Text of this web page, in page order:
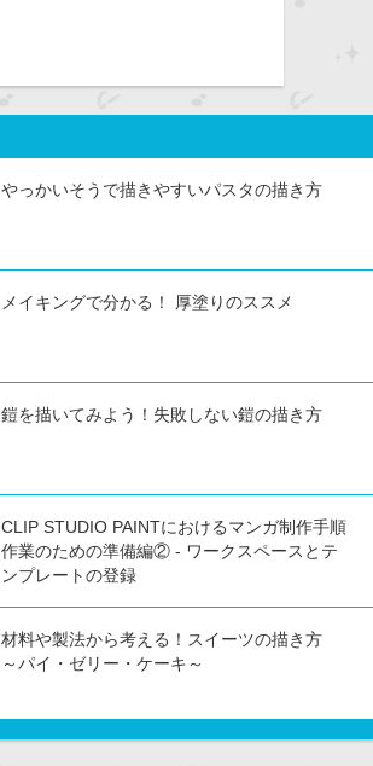
やっかいそうで描きやすいパスタの描き方
メイキングで分かる！ 厚塗りのススメ
鎧を描いてみよう！失敗しない鎧の描き方
CLIP STUDIO PAINTにおけるマンガ制作手順
作業のための準備編② - ワークスペースとテ
ンプレートの登録
材料や製法から考える！スイーツの描き方
～パイ・ゼリー・ケーキ～